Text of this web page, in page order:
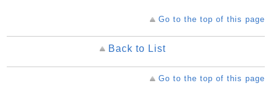
Go to the top of this page
Back to List
Go to the top of this page